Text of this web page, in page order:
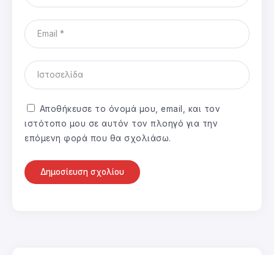
Αποθήκευσε το όνομά μου, email, και τον
ιστότοπο μου σε αυτόν τον πλοηγό για την
επόμενη φορά που θα σχολιάσω.